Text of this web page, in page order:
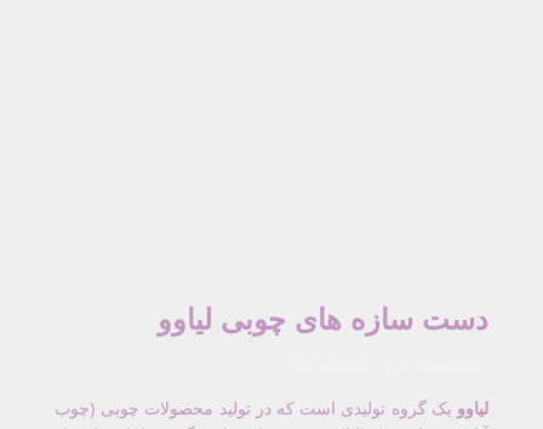
دست سازه های چوبی لیاوو
لیاوو یک گروه تولیدی است که در تولید محصولات چوبی (چوب